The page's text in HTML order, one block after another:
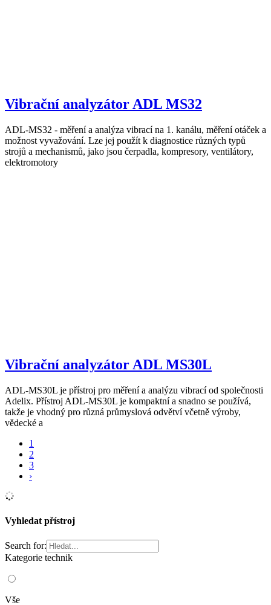
Vibrační analyzátor ADL MS32
ADL-MS32 - měření a analýza vibrací na 1. kanálu, měření otáček a
možnost vyvažování. Lze jej použít k diagnostice různých typů
strojů a mechanismů, jako jsou čerpadla, kompresory, ventilátory,
elektromotory
Vibrační analyzátor ADL MS30L
ADL-MS30L je přístroj pro měření a analýzu vibrací od společnosti
Adelix. Přístroj ADL-MS30L je kompaktní a snadno se používá,
takže je vhodný pro různá průmyslová odvětví včetně výroby,
vědecké a
1
2
3
›
Vyhledat přístroj
Search for:
Kategorie technik
Vše